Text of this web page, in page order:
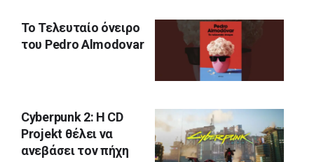
Το Τελευταίο όνειρο
του Pedro Almodovar
Cyberpunk 2: Η CD
Projekt θέλει να
ανεβάσει τον πήχη